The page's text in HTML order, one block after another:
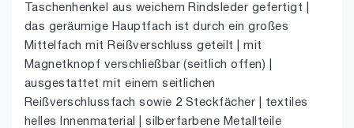
Taschenhenkel aus weichem Rindsleder gefertigt |
das geräumige Hauptfach ist durch ein großes
Mittelfach mit Reißverschluss geteilt | mit
Magnetknopf verschließbar (seitlich offen) |
ausgestattet mit einem seitlichen
Reißverschlussfach sowie 2 Steckfächer | textiles
helles Innenmaterial | silberfarbene Metallteile